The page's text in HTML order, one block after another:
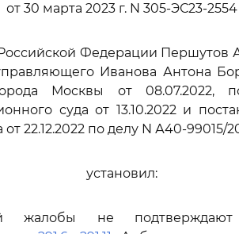
от 30 марта 2023 г. N 305-ЭС23-2554
Федерации Першутов
Иванова Антона
Москвы от 08.07.2022,
суда от 13.10.2022 и
22.12.2022 по делу N А40-99015/
установил:
жалобы не